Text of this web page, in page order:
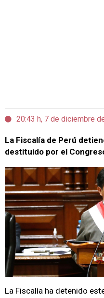
20:43 h, 7 de diciembre
La Fiscalía de Perú
destituido por el
La Fiscalía ha detenido